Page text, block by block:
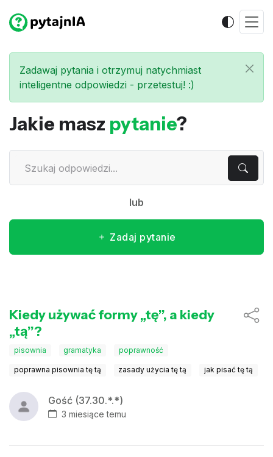
Zadawaj pytania i otrzymuj natychmiast
inteligentne odpowiedzi - przetestuj! :)
Jakie masz pytanie?
lub
Zadaj pytanie
Kiedy używać formy „tę”, a kiedy
„tą”?
pisownia gramatyka poprawność
poprawna pisownia tę tą zasady użycia tę tą jak pisać tę tą
Gość (37.30.*.*)
3 miesiące temu